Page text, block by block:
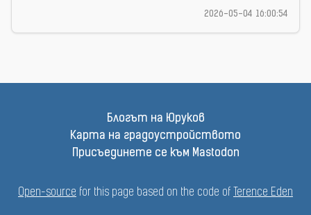
2026-05-04 16:00:54
Блогът на Юруков
Карта на градоустройството
Присъединете се към Mastodon
Open-source for this page based on the code of Terence Eden